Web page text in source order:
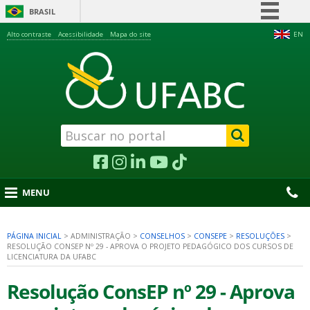
BRASIL
Acesso à informação
Legislação
Canais
EN
Alto contraste Acessibilidade Mapa do site
MENU
PÁGINA INICIAL > ADMINISTRAÇÃO > CONSELHOS > CONSEPE > RESOLUÇÕES >
RESOLUÇÃO CONSEP Nº 29 - APROVA O PROJETO PEDAGÓGICO DOS CURSOS DE
LICENCIATURA DA UFABC
Resolução ConsEP nº 29 - Aprova